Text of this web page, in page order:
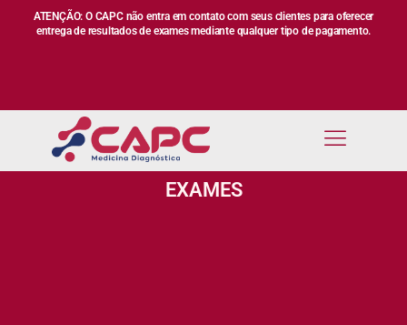
ATENÇÃO: O CAPC não entra em contato com seus clientes para oferecer
entrega de resultados de exames mediante qualquer tipo de pagamento.
EXAMES